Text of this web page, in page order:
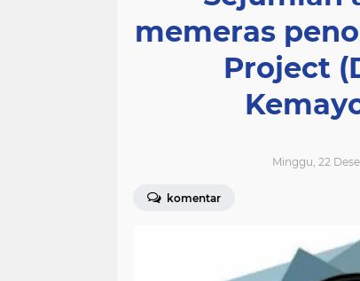
memeras
Project
Minggu, 22
komentar